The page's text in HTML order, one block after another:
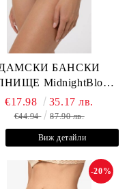
БАНСКИ
MidnightBloom
Z-MCR MARC &
ANDRE
€17.98 35.17 лв.
€44.94 87.90 лв.
Виж детайли
-20%